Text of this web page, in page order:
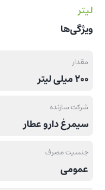
لیتر
ویژگی‌ها
مقدار
200 میلی لیتر
شرکت سازنده
سیمرغ دارو عطار
جنسیت مصرف
عمومی